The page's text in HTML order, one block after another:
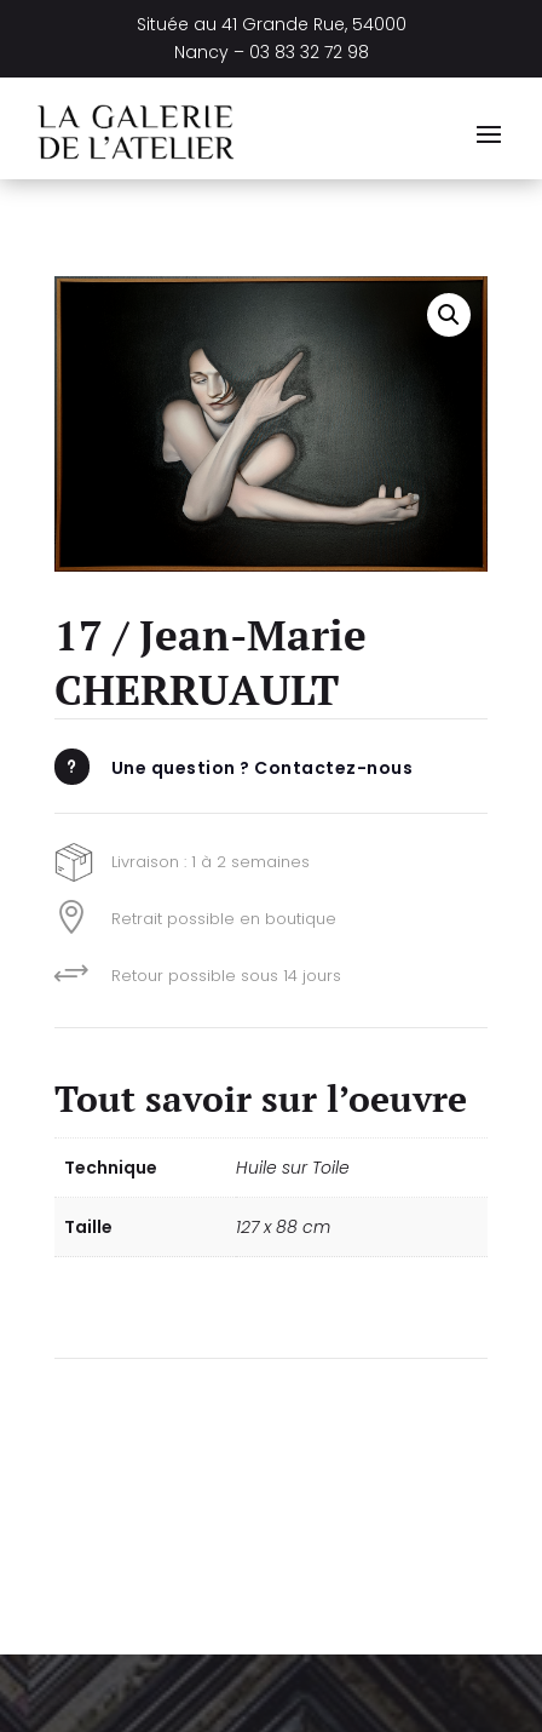
Située au 41 Grande Rue, 54000
Nancy – 03 83 32 72 98
17 / Jean-Marie
CHERRUAULT
u Une question ? Contactez-nous
Livraison : 1 à 2 semaines
 Retrait possible en boutique
+ Retour possible sous 14 jours
Tout savoir sur l’oeuvre
Technique Huile sur Toile
Taille 127 x 88 cm